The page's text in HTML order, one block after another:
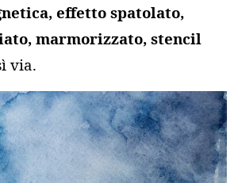
effetto spatolato,
marmorizzato, stencil
via.